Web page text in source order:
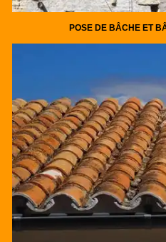
POSE DE BÂCHE ET